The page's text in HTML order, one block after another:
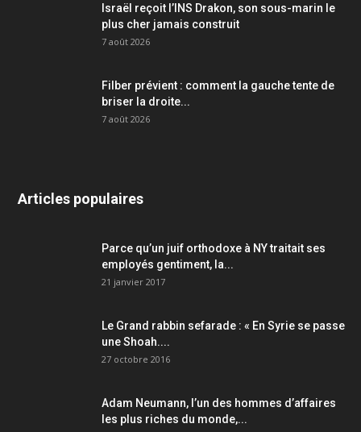
Israël reçoit l’INS Drakon, son sous-marin le
plus cher jamais construit
7 août 2026
Filber prévient : comment la gauche tente de
briser la droite...
7 août 2026
Articles populaires
Parce qu’un juif orthodoxe à NY traitait ses
employés gentiment, la...
21 janvier 2017
Le Grand rabbin sefarade : « En Syrie se passe
une Shoah....
27 octobre 2016
Adam Neumann, l’un des hommes d’affaires
les plus riches du monde,...